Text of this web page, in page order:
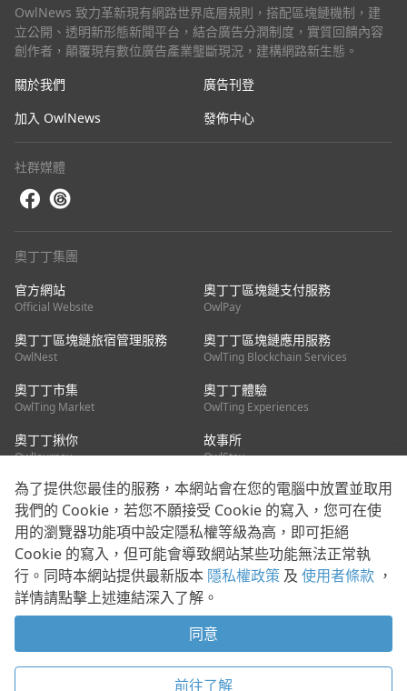
OwlNews 致力革新現有網路世界底層規則，搭配區塊鏈機制，建
立公開、透明新形態新聞平台，結合廣告分潤制度，實質回饋內容
創作者，顛覆現有數位廣告產業壟斷現況，建構網路新生態。
關於我們
廣告刊登
加入 OwlNews
發佈中心
社群媒體
奧丁丁集團
官方網站
Official Website
奧丁丁區塊鏈支付服務
OwlPay
奧丁丁區塊鏈旅宿管理服務
OwlNest
奧丁丁區塊鏈應用服務
OwlTing Blockchain Services
奧丁丁市集
OwlTing Market
奧丁丁體驗
OwlTing Experiences
奧丁丁揪你
OwlJourney
故事所
OwlStay
聯絡我們
客服信箱：mediapartner@owlting.com
服務信箱 / 廣告洽詢：info_owlnews@owlting.com
媒體合作 / 新聞稿提供：mediapartner@owlting.com
本平台之內容符合第三方智慧財產權規範，若有疑慮歡迎來信告
使用者條款 隱私權政策 Cookie 政策
為了提供您最佳的服務，本網站會在您的電腦中放置並取用
我們的 Cookie，若您不願接受 Cookie 的寫入，您可在使
用的瀏覽器功能項中設定隱私權等級為高，即可拒絕
Cookie 的寫入，但可能會導致網站某些功能無法正常執
行。同時本網站提供最新版本 隱私權政策 及 使用者條款 ，
詳情請點擊上述連結深入了解。
同意
前往了解